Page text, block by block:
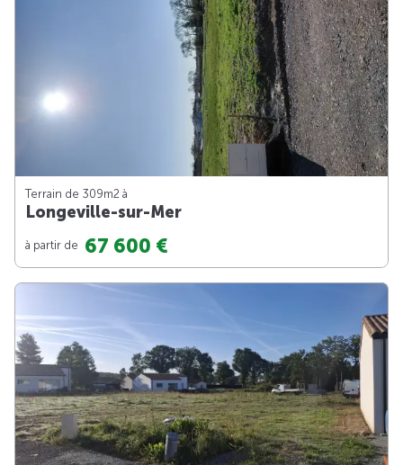
Terrain de 309m2 à
Longeville-sur-Mer
à partir de 67 600 €